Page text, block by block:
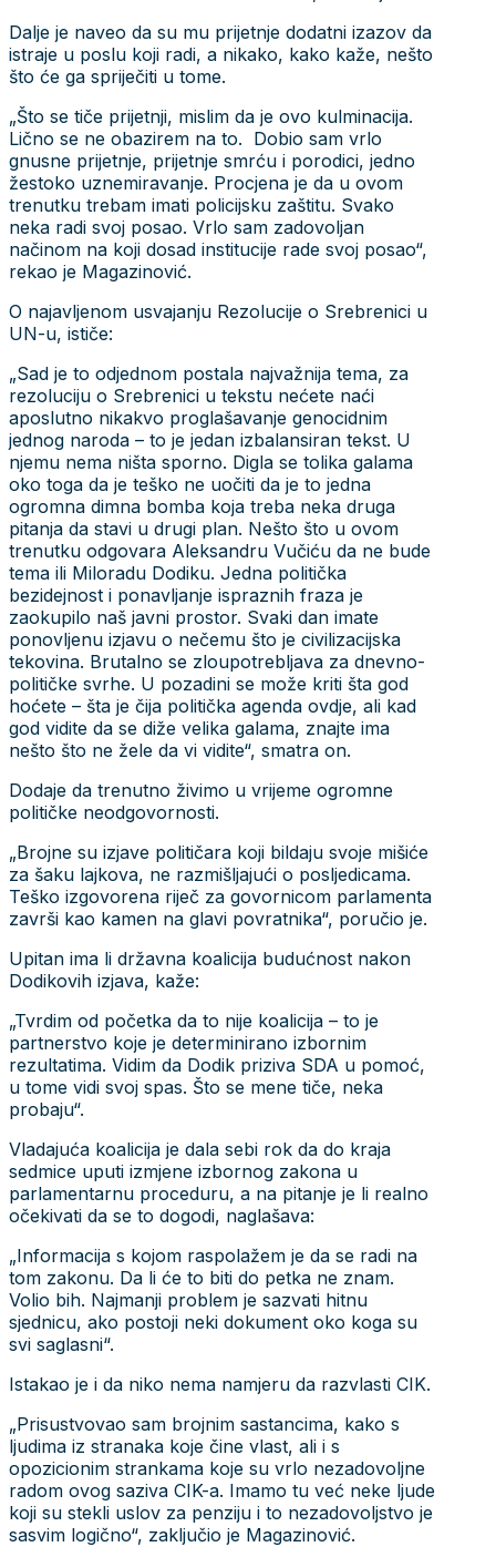
Dalje je naveo da su mu prijetnje dodatni izazov da
istraje u poslu koji radi, a nikako, kako kaže, nešto
što će ga spriječiti u tome.
„Što se tiče prijetnji, mislim da je ovo kulminacija.
Lično se ne obazirem na to. Dobio sam vrlo
gnusne prijetnje, prijetnje smrću i porodici, jedno
žestoko uznemiravanje. Procjena je da u ovom
trenutku trebam imati policijsku zaštitu. Svako
neka radi svoj posao. Vrlo sam zadovoljan
načinom na koji dosad institucije rade svoj posao“,
rekao je Magazinović.
O najavljenom usvajanju Rezolucije o Srebrenici u
UN-u, ističe:
„Sad je to odjednom postala najvažnija tema, za
rezoluciju o Srebrenici u tekstu nećete naći
aposlutno nikakvo proglašavanje genocidnim
jednog naroda – to je jedan izbalansiran tekst. U
njemu nema ništa sporno. Digla se tolika galama
oko toga da je teško ne uočiti da je to jedna
ogromna dimna bomba koja treba neka druga
pitanja da stavi u drugi plan. Nešto što u ovom
trenutku odgovara Aleksandru Vučiću da ne bude
tema ili Miloradu Dodiku. Jedna politička
bezidejnost i ponavljanje ispraznih fraza je
zaokupilo naš javni prostor. Svaki dan imate
ponovljenu izjavu o nečemu što je civilizacijska
tekovina. Brutalno se zloupotrebljava za dnevno-
političke svrhe. U pozadini se može kriti šta god
hoćete – šta je čija politička agenda ovdje, ali kad
god vidite da se diže velika galama, znajte ima
nešto što ne žele da vi vidite“, smatra on.
Dodaje da trenutno živimo u vrijeme ogromne
političke neodgovornosti.
„Brojne su izjave političara koji bildaju svoje mišiće
za šaku lajkova, ne razmišljajući o posljedicama.
Teško izgovorena riječ za govornicom parlamenta
završi kao kamen na glavi povratnika“, poručio je.
Upitan ima li državna koalicija budućnost nakon
Dodikovih izjava, kaže:
„Tvrdim od početka da to nije koalicija – to je
partnerstvo koje je determinirano izbornim
rezultatima. Vidim da Dodik priziva SDA u pomoć,
u tome vidi svoj spas. Što se mene tiče, neka
probaju“.
Vladajuća koalicija je dala sebi rok da do kraja
sedmice uputi izmjene izbornog zakona u
parlamentarnu proceduru, a na pitanje je li realno
očekivati da se to dogodi, naglašava:
„Informacija s kojom raspolažem je da se radi na
tom zakonu. Da li će to biti do petka ne znam.
Volio bih. Najmanji problem je sazvati hitnu
sjednicu, ako postoji neki dokument oko koga su
svi saglasni“.
Istakao je i da niko nema namjeru da razvlasti CIK.
„Prisustvovao sam brojnim sastancima, kako s
ljudima iz stranaka koje čine vlast, ali i s
opozicionim strankama koje su vrlo nezadovoljne
radom ovog saziva CIK-a. Imamo tu već neke ljude
koji su stekli uslov za penziju i to nezadovoljstvo je
sasvim logično“, zaključio je Magazinović.